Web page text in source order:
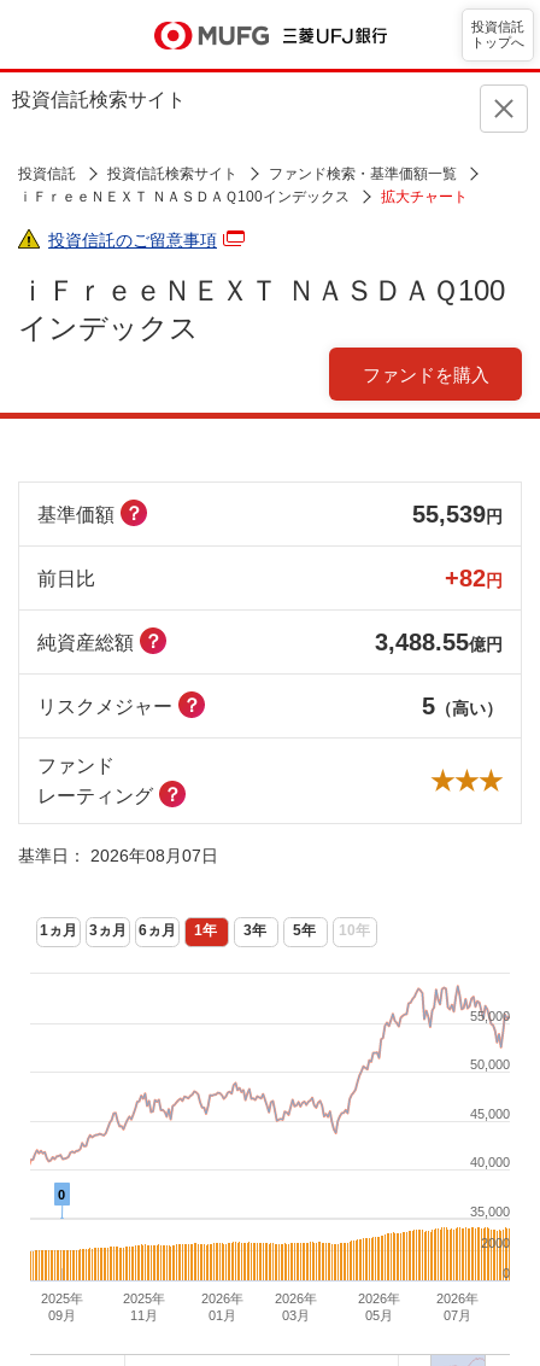
投資信託検索サイト
投資信託
トップへ
投資信託 投資信託検索サイト
ファンド検索・基準価額一覧
ｉＦｒｅｅＮＥＸＴ ＮＡＳＤＡＱ100インデックス
拡大チャート
投資信託のご留意事項
ファンドを購入
ｉＦｒｅｅＮＥＸＴ ＮＡＳＤＡＱ100
インデックス
基準価額 ？ 55,539円
前日比 +82円
純資産総額 ？ 3,488.55億円
リスクメジャー ？ 5 （高い）
ファンド
レーティング
？
★★★
基準日： 2026年08月07日
0
2025年
11月
2026年
03月
2026年
07月
2025年
09月
2026年
01月
2026年
05月
1ヵ月 3ヵ月 6ヵ月 1年 3年 5年 10年
35,000
40,000
45,000
50,000
55,000
0
2000